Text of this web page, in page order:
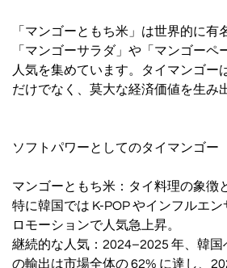
「マンゴーともち米」は世界的に有
「マンゴーサラダ」や「マンゴーペ
人気を集めています。タイマンゴー
だけでなく、莫大な経済価値を生み
ソフトパワーとしてのタイマンゴー
マンゴーともち米：タイ料理の象徴
特に韓国では K-POP やインフルエ
ロモーションで人気急上昇。
継続的な人気：2024–2025 年、韓国
の輸出は市場全体の 62% に達し、